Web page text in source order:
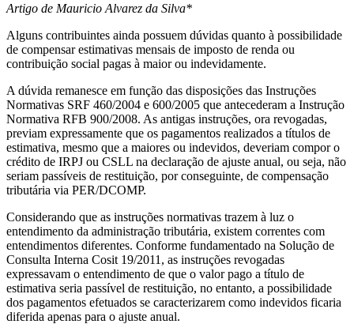
Artigo de Mauricio Alvarez da Silva*
Alguns contribuintes ainda possuem dúvidas quanto à possibilidade
de compensar estimativas mensais de imposto de renda ou
contribuição social pagas à maior ou indevidamente.
A dúvida remanesce em função das disposições das Instruções
Normativas SRF 460/2004 e 600/2005 que antecederam a Instrução
Normativa RFB 900/2008. As antigas instruções, ora revogadas,
previam expressamente que os pagamentos realizados a títulos de
estimativa, mesmo que a maiores ou indevidos, deveriam compor o
crédito de IRPJ ou CSLL na declaração de ajuste anual, ou seja, não
seriam passíveis de restituição, por conseguinte, de compensação
tributária via PER/DCOMP.
Considerando que as instruções normativas trazem à luz o
entendimento da administração tributária, existem correntes com
entendimentos diferentes. Conforme fundamentado na Solução de
Consulta Interna Cosit 19/2011, as instruções revogadas
expressavam o entendimento de que o valor pago a título de
estimativa seria passível de restituição, no entanto, a possibilidade
dos pagamentos efetuados se caracterizarem como indevidos ficaria
diferida apenas para o ajuste anual.